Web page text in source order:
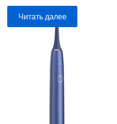
Читать далее